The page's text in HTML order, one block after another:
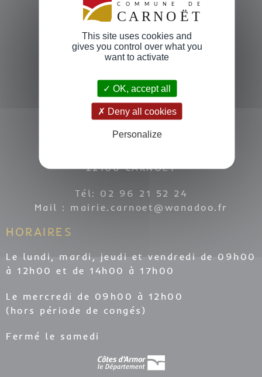
COORDONNÉES
22160 CARNOËT
Tél: 02 96 21 52 24
Mail : mairie.carnoet@wanadoo.fr
HORAIRES
Le lundi, mardi, jeudi et vendredi de 09h00
à 12h00 et de 14h00 à 17h00
Le mercredi de 09h00 à 12h00
(hors période de congés)
Fermé le samedi
This site uses cookies and
gives you control over what you
want to activate
OK, accept all
Deny all cookies
Personalize